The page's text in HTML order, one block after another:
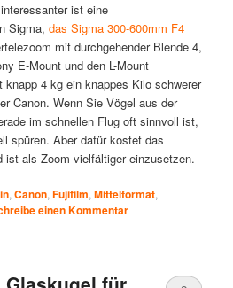
ist eine
Sigma,das Sigma 300-600mm F4
mit durchgehender Blende 4,
E-Mount und den L-Mount
4 kg ein knappes Kilo schwerer
Canon. Wenn Sie Vögel aus der
im schnellen Flug oft sinnvoll ist,
spüren. Aber dafür kostet das
ist als Zoom vielfältiger einzusetzen.
,Canon,Fujifilm,Mittelformat,
einen Kommentar